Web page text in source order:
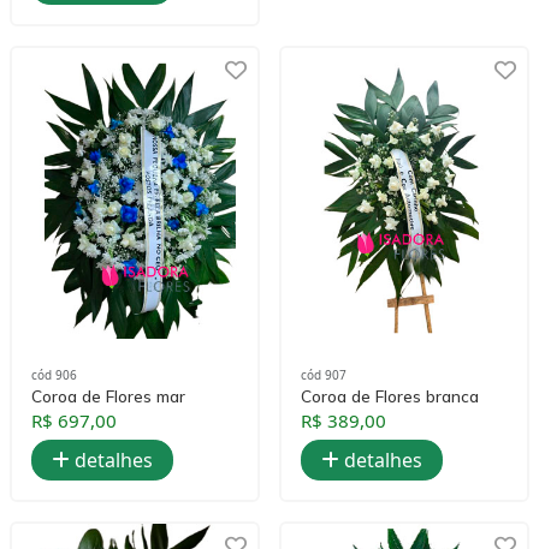
cód 906
Coroa de Flores mar
R$ 697,00
detalhes
cód 907
Coroa de Flores branca
R$ 389,00
detalhes